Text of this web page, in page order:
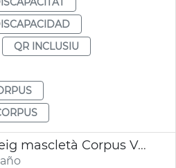
QR INCLUSIU
Participació sorteig mascletà Corpus València